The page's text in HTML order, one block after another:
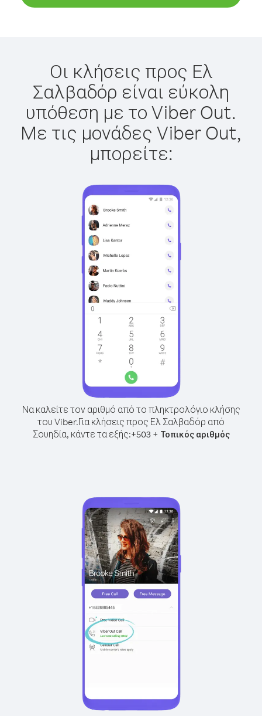
Οι κλήσεις προς Ελ
Σαλβαδόρ είναι εύκολη
υπόθεση με το Viber Out.
Με τις μονάδες Viber Out,
μπορείτε:
Να καλείτε τον αριθμό από το πληκτρολόγιο κλήσης
του Viber.Για κλήσεις προς Ελ Σαλβαδόρ από
Σουηδία, κάντε τα εξής:+503+ Τοπικός αριθμός